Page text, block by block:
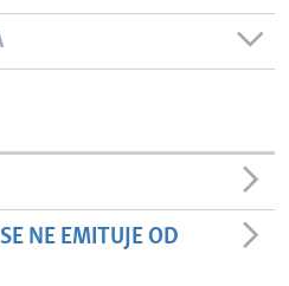
NE EMITUJE OD